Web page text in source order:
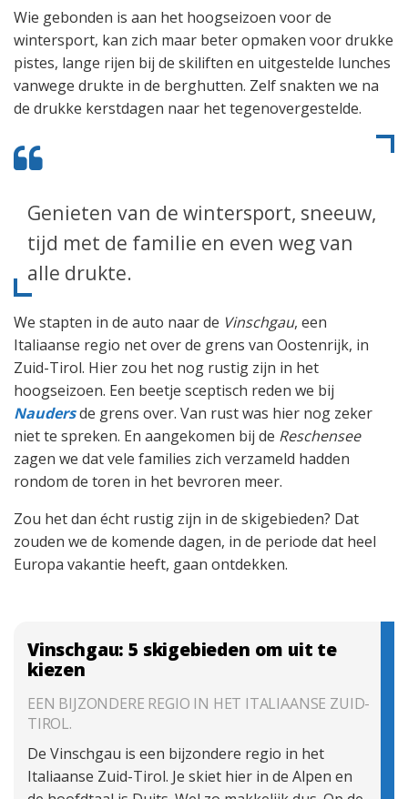
Wie gebonden is aan het hoogseizoen voor de
wintersport, kan zich maar beter opmaken voor drukke
pistes, lange rijen bij de skiliften en uitgestelde lunches
vanwege drukte in de berghutten. Zelf snakten we na
de drukke kerstdagen naar het tegenovergestelde.
Genieten van de wintersport, sneeuw,
tijd met de familie en even weg van
alle drukte.
We stapten in de auto naar de Vinschgau, een
Italiaanse regio net over de grens van Oostenrijk, in
Zuid-Tirol. Hier zou het nog rustig zijn in het
hoogseizoen. Een beetje sceptisch reden we bij
Naudersde grens over. Van rust was hier nog zeker
niet te spreken. En aangekomen bij de Reschensee
zagen we dat vele families zich verzameld hadden
rondom de toren in het bevroren meer.
Zou het dan écht rustig zijn in de skigebieden? Dat
zouden we de komende dagen, in de periode dat heel
Europa vakantie heeft, gaan ontdekken.
Vinschgau: 5 skigebieden om uit te
kiezen
EEN BIJZONDERE REGIO IN HET ITALIAANSE ZUID-
TIROL.
De Vinschgau is een bijzondere regio in het
Italiaanse Zuid-Tirol. Je skiet hier in de Alpen en